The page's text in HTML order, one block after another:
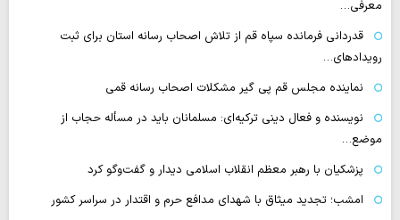
معرفی…
قدردانی فرمانده سپاه قم از تلاش اصحاب رسانه استان برای ثبت
رویدادهای…
نماینده مجلس قم پی گیر مشکلات اصحاب رسانه قمی
نویسنده و فعال دینی ترکیه‌ای: مسلمانان باید در مسأله حجاب از
موضع…
پزشکیان با رهبر معظم انقلاب اسلامی دیدار و گفت‌وگو کرد
امشب؛ تجدید میثاق با شهدای مدافع حرم و اقتدار در سراسر کشور